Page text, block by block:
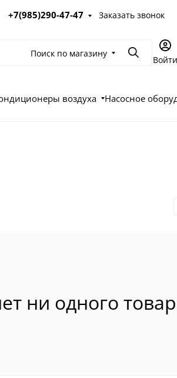
+7(985)290-47-47 Заказать звонок
Поиск по магазину ПоискВойти
воздуха Насосное
ни одного